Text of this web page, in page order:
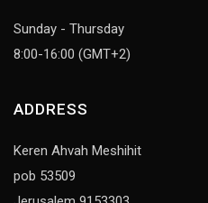
Sunday - Thursday
8:00-16:00 (GMT+2)
ADDRESS
Keren Ahvah Meshihit
pob 53509